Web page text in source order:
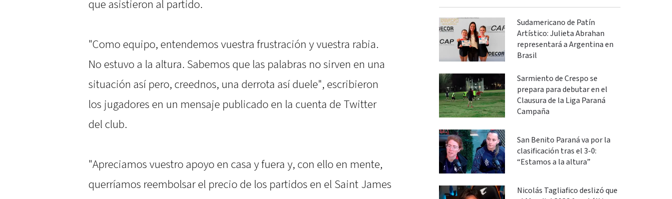
que asistieron al partido.
"Como equipo, entendemos vuestra frustración y vuestra rabia.
No estuvo a la altura. Sabemos que las palabras no sirven en una
situación así pero, creednos, una derrota así duele", escribieron
los jugadores en un mensaje publicado en la cuenta de Twitter
del club.
"Apreciamos vuestro apoyo en casa y fuera y, con ello en mente,
querríamos reembolsar el precio de los partidos en el Saint James
Sudamericano de Patín
Artístico: Julieta Abrahan
representará a Argentina en
Brasil
Sarmiento de Crespo se
prepara para debutar en el
Clausura de la Liga Paraná
Campaña
San Benito Paraná va por la
clasificación tras el 3-0:
“Estamos a la altura”
Nicolás Tagliafico deslizó que